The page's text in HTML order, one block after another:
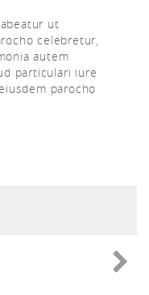
ut
celebretur,
autem
particulari iure
parocho